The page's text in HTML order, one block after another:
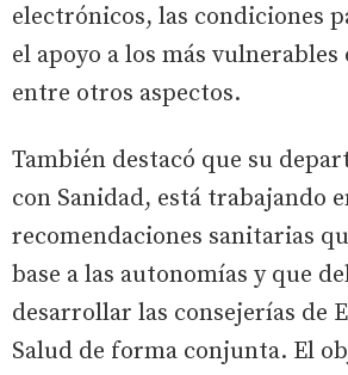
electrónicos, las condiciones
el apoyo a los más
entre otros aspectos.
También destacó que su
con Sanidad, está trabajando
recomendaciones sanitarias
base a las autonomías y que
desarrollar las consejerías de
Salud de forma conjunta. El